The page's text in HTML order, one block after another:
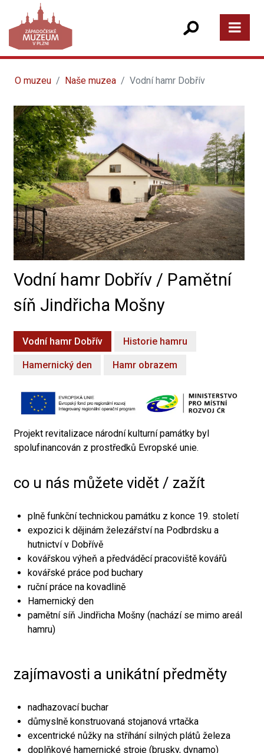
O muzeu Naše muzea Vodní hamr Dobřív
Vodní hamr Dobřív / Pamětní
síň Jindřicha Mošny
Vodní hamr Dobřív Historie hamru
Hamernický den Hamr obrazem
Projekt revitalizace národní kulturní památky byl
spolufinancován z prostředků Evropské unie.
co u nás můžete vidět / zažít
plně funkční technickou památku z konce 19. století
expozici k dějinám železářství na Podbrdsku a
hutnictví v Dobřívě
kovářskou výheň a předváděcí pracoviště kovářů
kovářské práce pod buchary
ruční práce na kovadlině
Hamernický den
pamětní síň Jindřicha Mošny (nachází se mimo areál
hamru)
zajímavosti a unikátní předměty
nadhazovací buchar
důmyslně konstruovaná stojanová vrtačka
excentrické nůžky na stříhání silných plátů železa
doplňkové hamernické stroje (brusky, dynamo)